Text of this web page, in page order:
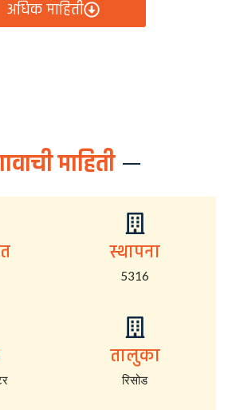
अधिक माहिती
माहिती
स्थापना
5316
तालुका
रिसोड